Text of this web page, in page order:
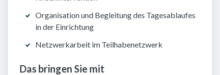
Organisation und Begleitung des Tagesablaufes
in der Einrichtung
Netzwerkarbeit im Teilhabenetzwerk
Das bringen Sie mit